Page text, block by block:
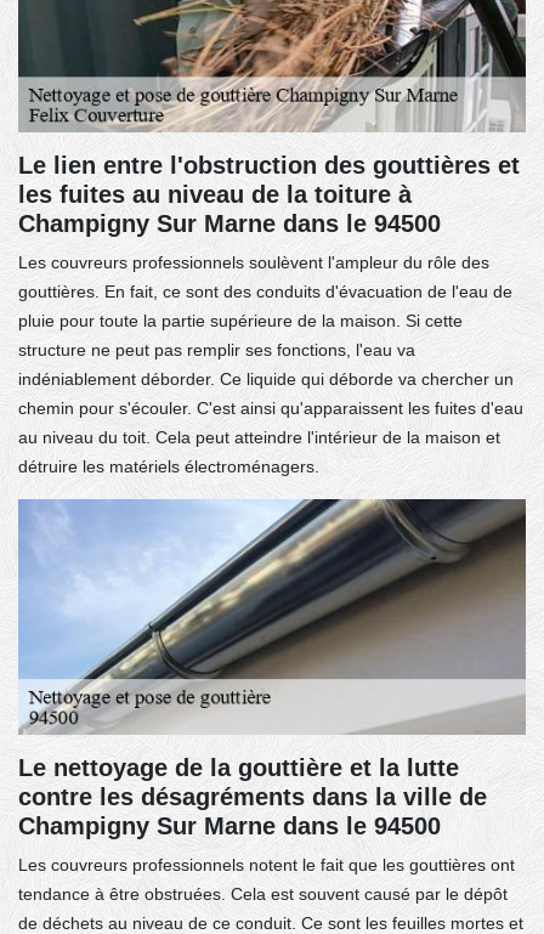
Le lien entre l'obstruction des gouttières et
les fuites au niveau de la toiture à
Champigny Sur Marne dans le 94500
Les couvreurs professionnels soulèvent l'ampleur du rôle des
gouttières. En fait, ce sont des conduits d'évacuation de l'eau de
pluie pour toute la partie supérieure de la maison. Si cette
structure ne peut pas remplir ses fonctions, l'eau va
indéniablement déborder. Ce liquide qui déborde va chercher un
chemin pour s'écouler. C'est ainsi qu'apparaissent les fuites d'eau
au niveau du toit. Cela peut atteindre l'intérieur de la maison et
détruire les matériels électroménagers.
Le nettoyage de la gouttière et la lutte
contre les désagréments dans la ville de
Champigny Sur Marne dans le 94500
Les couvreurs professionnels notent le fait que les gouttières ont
tendance à être obstruées. Cela est souvent causé par le dépôt
de déchets au niveau de ce conduit. Ce sont les feuilles mortes et